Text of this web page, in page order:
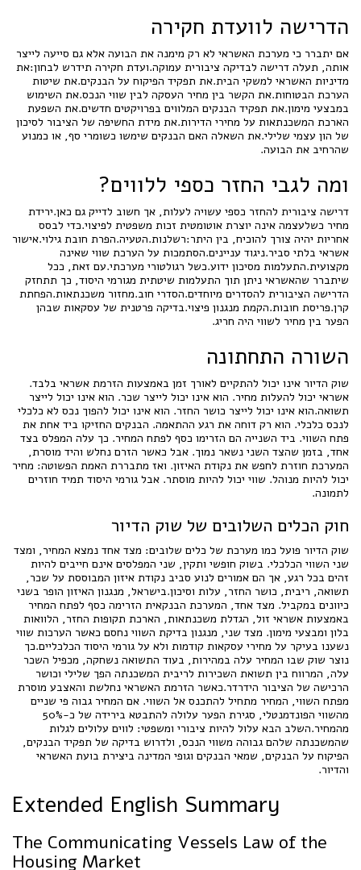
הדרישה לוועדת חקירה
אם יתברר כי מערכת האשראי לא רק מימנה את הבועה אלא גם סייעה לייצר
אותה, תעלה דרישה לבדיקה ציבורית עמוקה.ועדת חקירה תידרש לבחון:את
מדיניות האשראי למשקי הבית.את תפקיד הפיקוח על הבנקים.את שיטות
הערכת הבטוחות.את הקשר בין מחיר העסקה לבין שווי הנכס.את השימוש
במבצעי מימון.את תפקיד הבנקים המלווים בפרויקטים חדשים.את השפעת
הארכת המשכנתאות על מחירי הדירות.את מידת החשיפה של הציבור לסיכון
של הון עצמי שלילי.את השאלה האם הבנקים שימשו כשומרי סף, או כמנוע
שהרחיב את הבועה.
ומה לגבי החזר כספי ללווים?
דרישה ציבורית להחזר כספי עשויה לעלות, אך חשוב לדייק גם כאן.ירידת
מחיר כשלעצמה אינה יוצרת אוטומטית זכות משפטית לפיצוי.כדי לבסס
אחריות יהיה צורך להוכיח, בין היתר:רשלנות.הטעיה.הפרת חובת גילוי.אישור
אשראי בלתי סביר.ניגוד עניינים.הסתמכות על הערכת שווי שאינה
מקצועית.התעלמות מסיכון ידוע.כשל רגולטורי מערכתי.עם זאת, ככל
שיתברר שהאשראי ניתן תוך התעלמות שיטתית מגורמי היסוד, כך תתחזק
הדרישה הציבורית להסדרים מיוחדים.הסדרי חוב.מחזור משכנתאות.הפחתת
קרן.פריסת חובות.הקמת מנגנון פיצוי.בדיקה פרטנית של עסקאות שבהן
הפער בין מחיר לשווי היה חריג.
השורה התחתונה
שוק הדיור אינו יכול להתקיים לאורך זמן באמצעות הזרמת אשראי בלבד.
אשראי יכול להעלות מחיר. הוא אינו יכול לייצר שכר. הוא אינו יכול לייצר
תשואה.הוא אינו יכול לייצר כושר החזר. הוא אינו יכול להפוך נכס לא כלכלי
לנכס כלכלי. הוא רק דוחה את רגע ההתאמה. הבנקים החזיקו ביד אחת את
פתח השווי. ביד השנייה הם הזרימו כסף לפתח המחיר. כך עלה המפלס בצד
אחד, בזמן שהצד השני נשאר נמוך. אבל כאשר הזרם נחלש והיד מוסרת,
המערכת חוזרת לחפש את נקודת האיזון. ואז מתבררת האמת הפשוטה: מחיר
יכול להיות מנוהל. שווי יכול להיות מוסתר. אבל גורמי היסוד תמיד חוזרים
לתמונה.
חוק הכלים השלובים של שוק הדיור
שוק הדיור פועל כמו מערכת של כלים שלובים: מצד אחד נמצא המחיר, ומצד
שני השווי הכלכלי. בשוק חופשי ותקין, שני המפלסים אינם חייבים להיות
זהים בכל רגע, אך הם אמורים לנוע סביב נקודת איזון המבוססת על שכר,
תשואה, ריבית, כושר החזר, עלות וסיכון.בישראל, מנגנון האיזון הופר בשני
כיוונים במקביל. מצד אחד, המערכת הבנקאית הזרימה כסף לפתח המחיר
באמצעות אשראי זול, הגדלת משכנתאות, הארכת תקופות החזר, הלוואות
בלון ומבצעי מימון. מצד שני, מנגנון בדיקת השווי נחסם כאשר הערכות שווי
נשענו בעיקר על מחירי עסקאות קודמות ולא על גורמי היסוד הכלכליים.כך
נוצר שוק שבו המחיר עלה במהירות, בעוד התשואה נשחקה, מכפיל השכר
עלה, המרווח בין תשואת השכירות לריבית המשכנתה הפך שלילי וכושר
הרכישה של הציבור הידרדר.כאשר הזרמת האשראי נחלשת והאצבע מוסרת
מפתח השווי, המחיר מתחיל להתכנס אל השווי. אם המחיר גבוה פי שניים
מהשווי הפונדמנטלי, סגירת הפער עלולה להתבטא בירידה של כ-50%
מהמחיר.השלב הבא עלול להיות ציבורי ומשפטי: לווים עלולים לגלות
שהמשכנתה שלהם גבוהה משווי הנכס, ולדרוש בדיקה של תפקיד הבנקים,
הפיקוח על הבנקים, שמאי הבנקים וגופי המדינה ביצירת בועת האשראי
והדיור.
Extended English Summary
The Communicating Vessels Law of the
Housing Market